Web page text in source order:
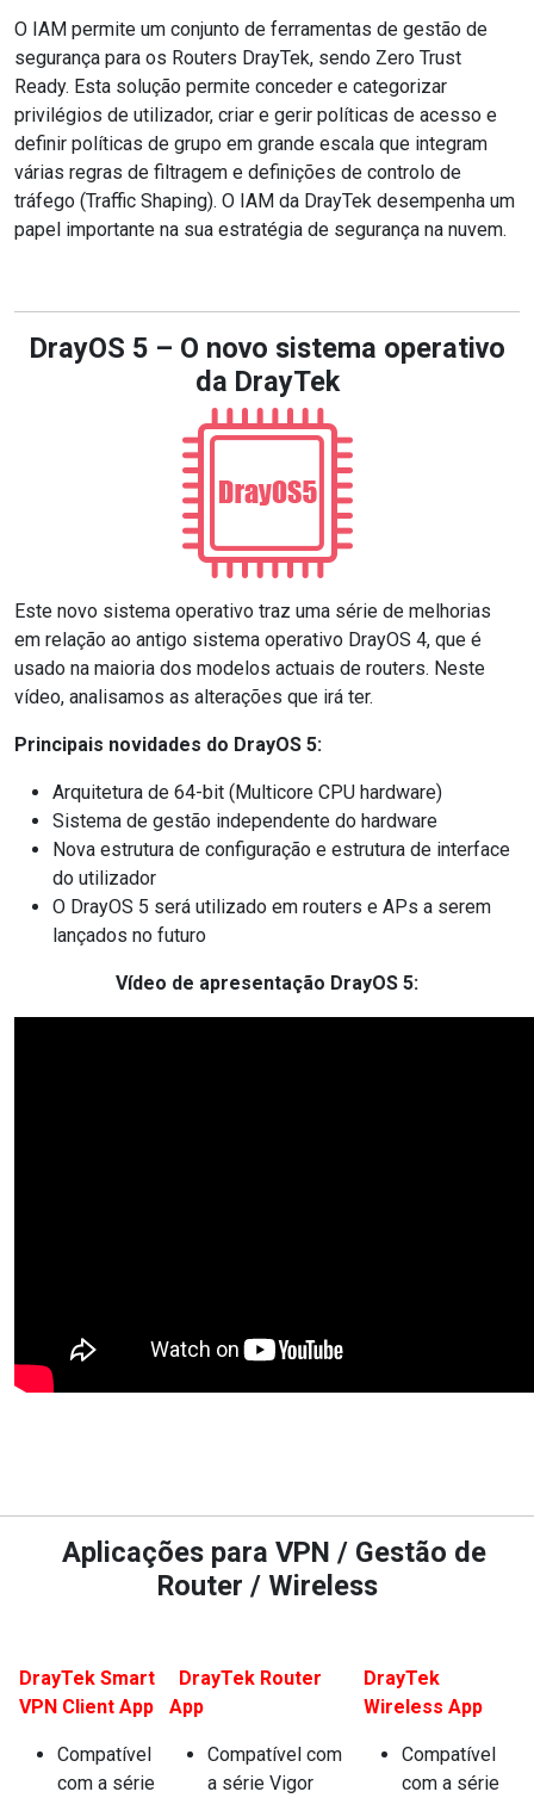
O IAM permite um conjunto de ferramentas de gestão de
segurança para os Routers DrayTek, sendo Zero Trust
Ready. Esta solução permite conceder e categorizar
privilégios de utilizador, criar e gerir políticas de acesso e
definir políticas de grupo em grande escala que integram
várias regras de filtragem e definições de controlo de
tráfego (Traffic Shaping). O IAM da DrayTek desempenha um
papel importante na sua estratégia de segurança na nuvem.
DrayOS 5 – O novo sistema operativo
da DrayTek
Este novo sistema operativo traz uma série de melhorias
em relação ao antigo sistema operativo DrayOS 4, que é
usado na maioria dos modelos actuais de routers. Neste
vídeo, analisamos as alterações que irá ter.
Principais novidades do DrayOS 5:
Arquitetura de 64-bit (Multicore CPU hardware)
Sistema de gestão independente do hardware
Nova estrutura de configuração e estrutura de interface
do utilizador
O DrayOS 5 será utilizado em routers e APs a serem
lançados no futuro
Vídeo de apresentação DrayOS 5:
Aplicações para VPN / Gestão de
Router / Wireless
DrayTek Smart
VPN Client App
Compatível
com a série
DrayTek Router
App
Compatível com
a série Vigor
DrayTek
Wireless App
Compatível
com a série